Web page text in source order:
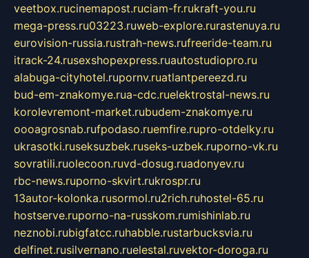
veetbox.rucinemapost.ruciam-fr.rukraft-you.ru
mega-press.ru03223.ruweb-explore.rurastenuya.ru
eurovision-russia.rustrah-news.rufreeride-team.ru
itrack-24.rusexshopexpress.ruautostudiopro.ru
alabuga-cityhotel.rupornv.ruatlantpereezd.ru
bud-em-znakomye.rua-cdc.ruelektrostal-news.ru
korolevremont-market.rubudem-znakomye.ru
oooagrosnab.rufpodaso.ruemfire.rupro-otdelky.ru
ukrasotki.ruseksuzbek.ruseks-uzbek.ruporno-vk.ru
sovratili.ruolecoon.ruvd-dosug.ruadonyev.ru
rbc-news.ruporno-skvirt.rukrospr.ru
13autor-kolonka.rusormol.ru2rich.ruhostel-65.ru
hostserve.ruporno-na-russkom.rumishinlab.ru
neznobi.rubigfatcc.ruhabble.rustarbucksvia.ru
delfinet.rusilvernano.ruelestal.ruvektor-doroga.ru